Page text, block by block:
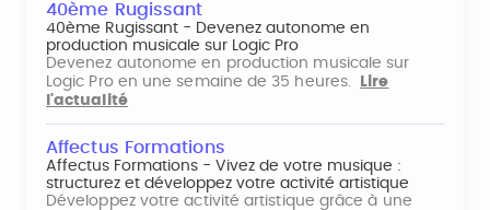
40ème Rugissant
40ème Rugissant - Devenez autonome en
production musicale sur Logic Pro
Devenez autonome en production musicale sur
Logic Pro en une semaine de 35 heures.
Lire
l'actualité
Affectus Formations
Affectus Formations - Vivez de votre musique :
structurez et développez votre activité artistique
Développez votre activité artistique grâce à une